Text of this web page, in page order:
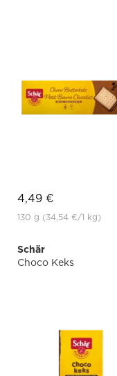
4,49 €
130 g (34,54 €/1 kg)
Schär
Choco Keks